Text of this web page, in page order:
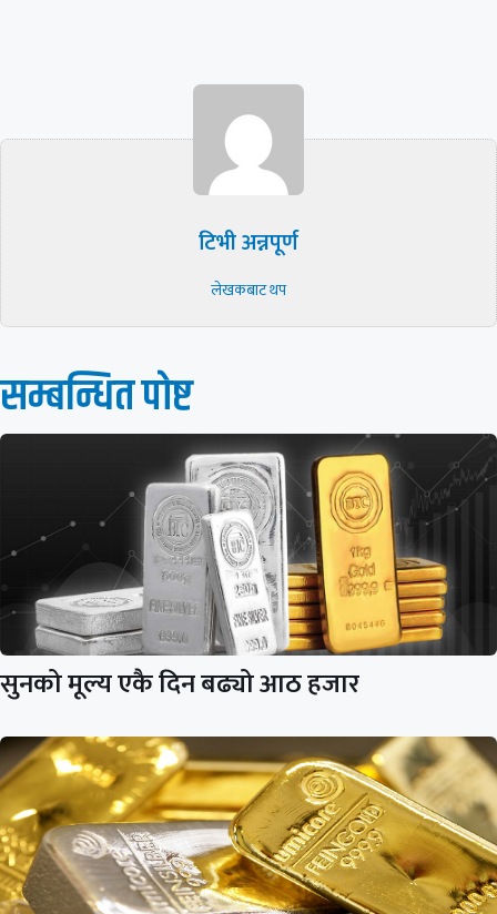
टिभी अन्नपूर्ण
लेखकबाट थप
सम्बन्धित पाेष्ट
सुनको मूल्य एकै दिन बढ्यो आठ हजार